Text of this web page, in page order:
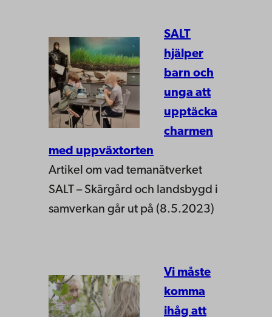
SALT
hjälper
barn och
unga att
upptäcka
charmen
med uppväxtorten
Artikel om vad temanätverket
SALT – Skärgård och landsbygd i
samverkan går ut på (8.5.2023)
Vi måste
komma
ihåg att